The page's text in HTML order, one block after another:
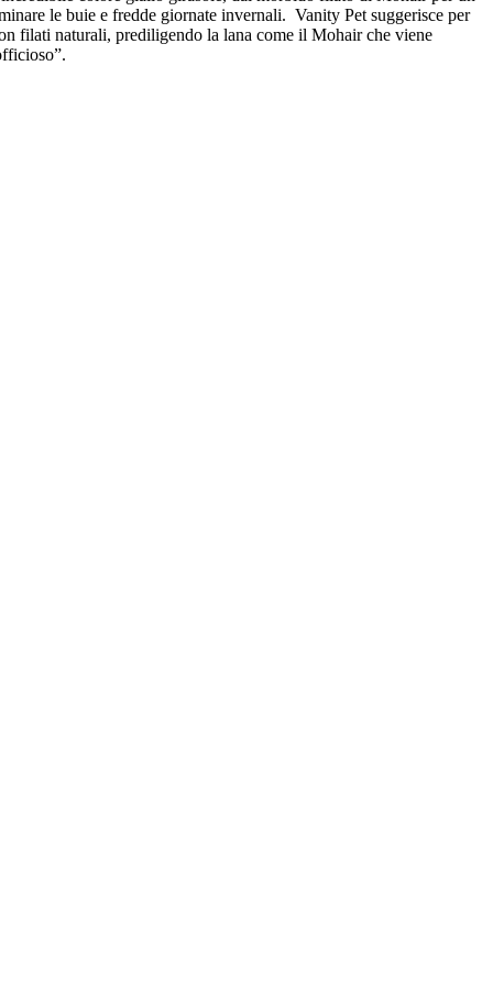
le buie e fredde giornate invernali. Vanity Pet suggerisce per
filati naturali, prediligendo la lana come il Mohair che viene